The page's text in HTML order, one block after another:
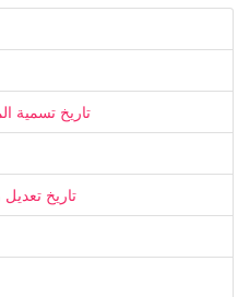
تاريخ تسمية
تاريخ